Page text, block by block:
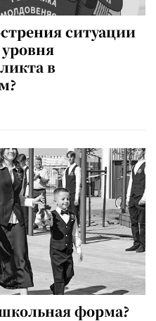
ситуации
в
форма?